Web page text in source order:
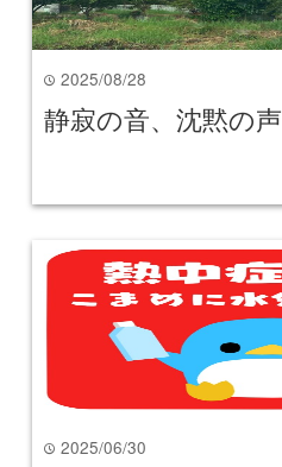
time 2025/08/28
静寂の音、沈黙の声
time 2025/06/30